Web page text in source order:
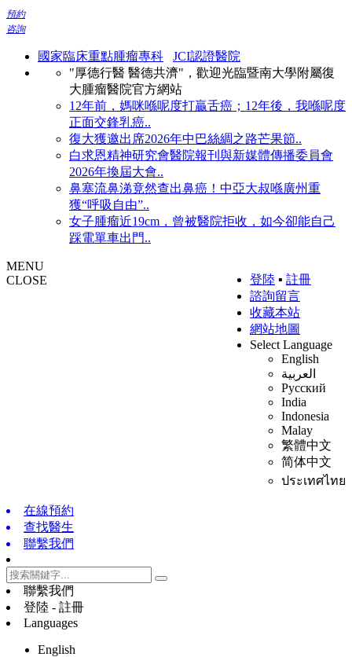
預約
咨詢
國家臨床重點腫瘤專科
JCI認證醫院
"厚德行醫 醫德共濟"，歡迎光臨暨南大學附屬復
大腫瘤醫院官方網站
12年前，媽咪喺呢度打贏舌癌；12年後，我喺呢度
正面交鋒乳癌..
復大獲邀出席2026年中巴絲綢之路芒果節..
白求恩精神研究會醫院報刊與新媒體傳播委員會
2026年換屆大會..
鼻塞流鼻涕竟然查出鼻癌！中亞大叔喺廣州重
獲“呼吸自由”..
女子腫瘤近19cm，曾被醫院拒收，如今卻能自己
踩電單車出門..
登陸 ▪ 註冊
諮詢留言
收藏本站
網站地圖
Select Language
English
العربية
Русский
India
Indonesia
Malay
繁體中文
简体中文
ประเทศไทย
MENU
CLOSE
在線預約
查找醫生
聯繫我們
聯繫我們
登陸 - 註冊
Languages
English